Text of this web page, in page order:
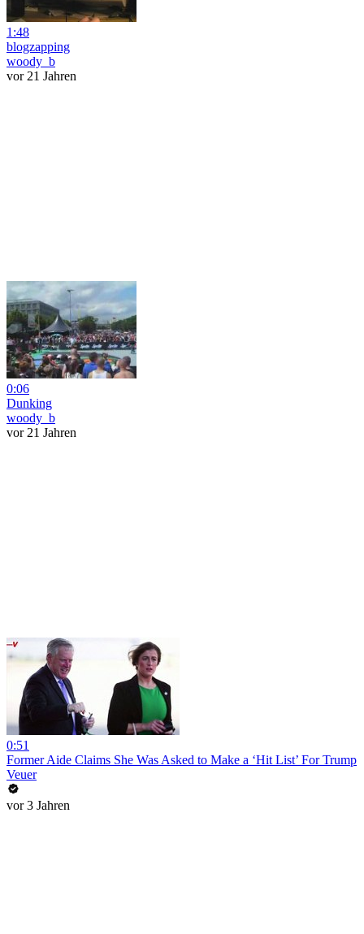
1:48
blogzapping
woody_b
vor 21 Jahren
0:06
Dunking
woody_b
vor 21 Jahren
0:51
Former Aide Claims She Was Asked to Make a ‘Hit List’ For Trump
Veuer
vor 3 Jahren